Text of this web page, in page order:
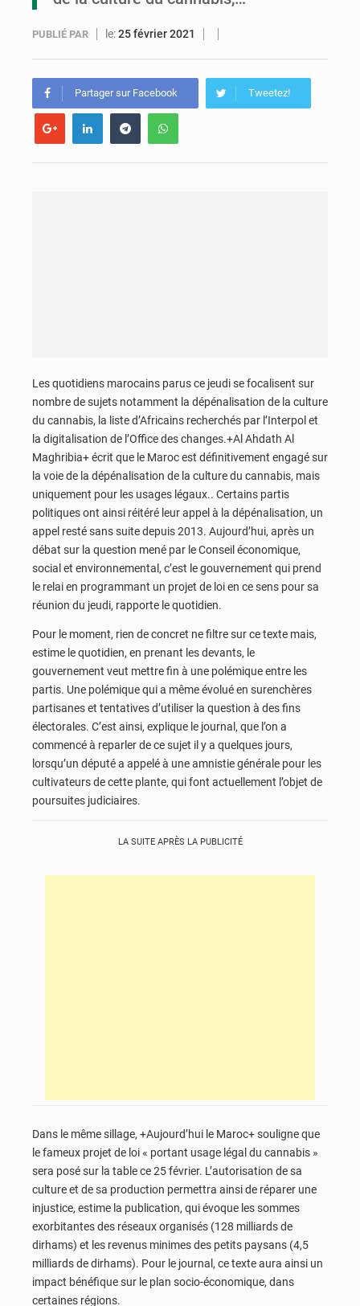
PUBLIÉ PAR le:25 février 2021
Partager sur Facebook Tweetez!
Les quotidiens marocains parus ce jeudi se focalisent sur
nombre de sujets notamment la dépénalisation de la culture
du cannabis, la liste d’Africains recherchés par l’Interpol et
la digitalisation de l’Office des changes.+Al Ahdath Al
Maghribia+ écrit que le Maroc est définitivement engagé sur
la voie de la dépénalisation de la culture du cannabis, mais
uniquement pour les usages légaux.. Certains partis
politiques ont ainsi réitéré leur appel à la dépénalisation, un
appel resté sans suite depuis 2013. Aujourd’hui, après un
débat sur la question mené par le Conseil économique,
social et environnemental, c’est le gouvernement qui prend
le relai en programmant un projet de loi en ce sens pour sa
réunion du jeudi, rapporte le quotidien.
Pour le moment, rien de concret ne filtre sur ce texte mais,
estime le quotidien, en prenant les devants, le
gouvernement veut mettre fin à une polémique entre les
partis. Une polémique qui a même évolué en surenchères
partisanes et tentatives d’utiliser la question à des fins
électorales. C’est ainsi, explique le journal, que l’on a
commencé à reparler de ce sujet il y a quelques jours,
lorsqu’un député a appelé à une amnistie générale pour les
cultivateurs de cette plante, qui font actuellement l’objet de
poursuites judiciaires.
LA SUITE APRÈS LA PUBLICITÉ
Dans le même sillage, +Aujourd’hui le Maroc+ souligne que
le fameux projet de loi « portant usage légal du cannabis »
sera posé sur la table ce 25 février. L’autorisation de sa
culture et de sa production permettra ainsi de réparer une
injustice, estime la publication, qui évoque les sommes
exorbitantes des réseaux organisés (128 milliards de
dirhams) et les revenus minimes des petits paysans (4,5
milliards de dirhams). Pour le journal, ce texte aura ainsi un
impact bénéfique sur le plan socio-économique, dans
certaines régions.